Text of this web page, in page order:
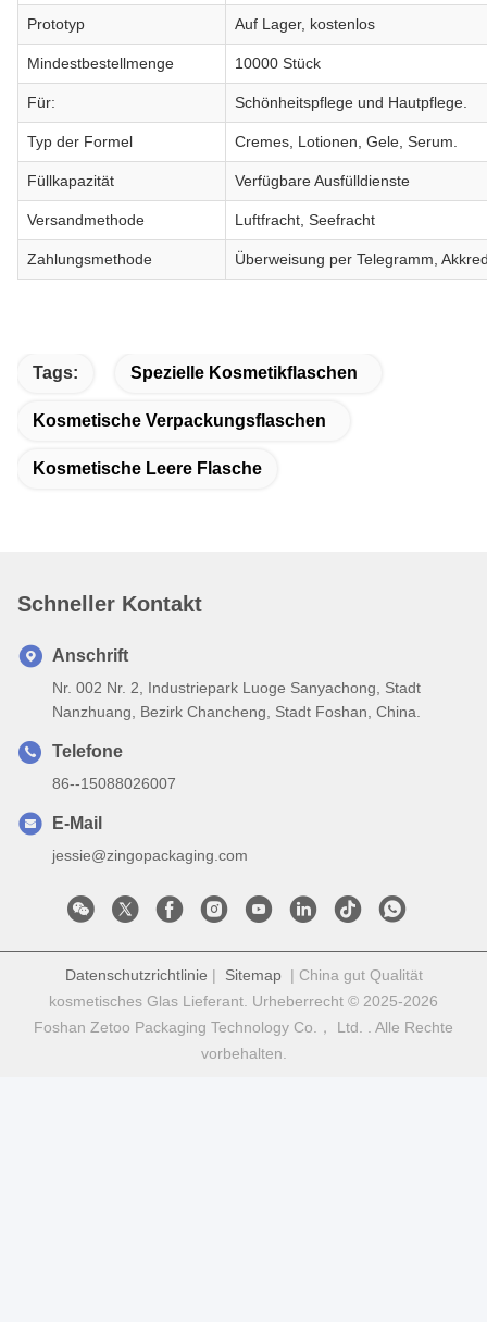
Prototyp Auf Lager, kostenlos
Mindestbestellmenge 10000 Stück
Für: Schönheitspflege und Hautpflege.
Typ der Formel Cremes, Lotionen, Gele, Serum.
Füllkapazität Verfügbare Ausfülldienste
Versandmethode Luftfracht, Seefracht
Zahlungsmethode Überweisung per Telegramm,
Tags: Spezielle Kosmetikflaschen
Kosmetische Verpackungsflaschen
Kosmetische Leere Flasche
Schneller Kontakt
Anschrift
Nr. 002 Nr. 2, Industriepark Luoge Sanyachong, Stadt
Nanzhuang, Bezirk Chancheng, Stadt Foshan, China.
Telefone
86--15088026007
E-Mail
jessie@zingopackaging.com
Datenschutzrichtlinie | Sitemap| China gut Qualität
kosmetisches Glas Lieferant. Urheberrecht © 2025-2026
Foshan Zetoo Packaging Technology Co.， Ltd. . Alle Rechte
vorbehalten.